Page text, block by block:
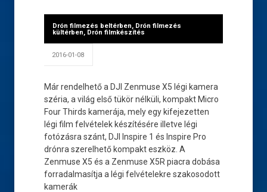
Drón filmezés beltérben, Drón filmezés
kültérben, Drón filmkészítés
2016-01-08
Már rendelhető a DJI Zenmuse X5 légi kamera
széria, a világ első tükör nélküli, kompakt Micro
Four Thirds kamerája, mely egy kifejezetten
légi film felvételek készítésére illetve légi
fotózásra szánt, DJI Inspire 1 és Inspire Pro
drónra szerelhető kompakt eszköz. A
Zenmuse X5 és a Zenmuse X5R piacra dobása
forradalmasítja a légi felvételekre szakosodott
kamerák